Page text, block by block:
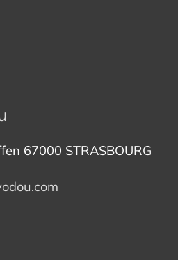
67000 STRASBOURG